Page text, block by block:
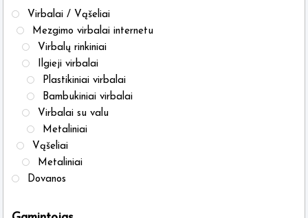
Virbalai / Vąšeliai
Mezgimo virbalai internetu
Virbalų rinkiniai
Ilgieji virbalai
Plastikiniai virbalai
Bambukiniai virbalai
Virbalai su valu
Metaliniai
Vąšeliai
Metaliniai
Dovanos
product